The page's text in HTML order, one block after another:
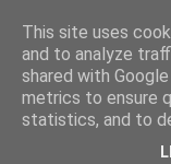
This site uses
and to analyze
shared with
metrics to ensure
statistics, and to